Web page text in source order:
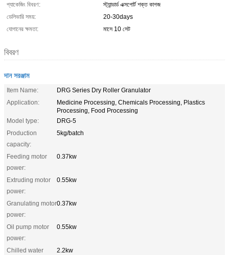
প্যাকেজিং বিবরণ:
স্ট্যান্ডার্ড এক্সপোর্ট শক্ত কাগজ
ডেলিভারি সময়:
20-30days
যোগানের ক্ষমতা:
মাসে 10 সেট
বিবরণ
দান সরঞ্জাম
Item Name:
DRG Series Dry Roller Granulator
Application:
Medicine Processing, Chemicals Processing, Plastics
Processing, Food Processing
Model type:
DRG-5
Production
capacity:
5kg/batch
Feeding motor
power:
0.37kw
Extruding motor
power:
0.55kw
Granulating motor
power:
0.37kw
Oil pump motor
power:
0.55kw
Chilled water
2.2kw